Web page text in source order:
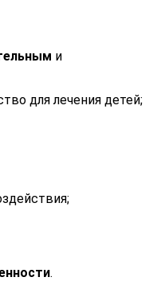
и
для лечения детей;
.